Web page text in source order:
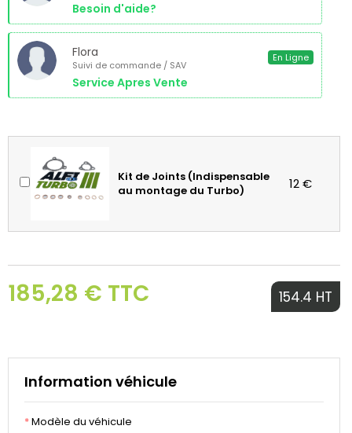
Besoin d'aide?
Flora
Suivi de commande / SAV
Service Apres Vente
En Ligne
Kit de Joints (Indispensable
au montage du Turbo)
12 €
185,28 € TTC 154.4 HT
Information véhicule
*Modèle du véhicule